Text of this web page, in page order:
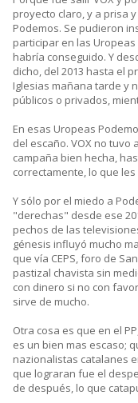
proyecto claro, y a prisa
Podemos. Se pudieron
participar en las
habría conseguido. Y
dicho, del 2013 hasta el
Iglesias mañana tarde y
públicos o privados,
En esas Uropeas
del escaño. VOX no
campaña bien hecha,
correctamente, lo que
Y sólo por el miedo a
"derechas" desde ese
pechos de las
génesis influyó mucho
que vía CEPS, foro de
pastizal chavista sin
con dinero si no con
sirve de mucho.
Otra cosa es que en el
es un bien mas escaso;
nazionalistas catalanes
que lograran fue el
de después, lo que